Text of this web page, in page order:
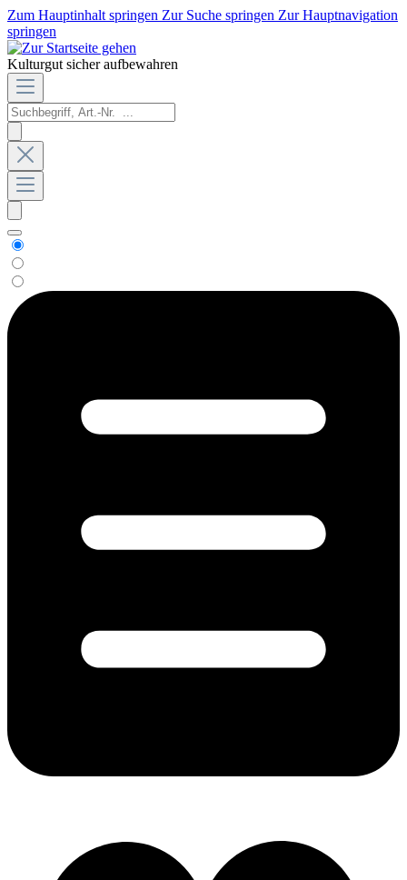
Zum Hauptinhalt springen Zur Suche springen Zur Hauptnavigation
springen
Kulturgut sicher aufbewahren